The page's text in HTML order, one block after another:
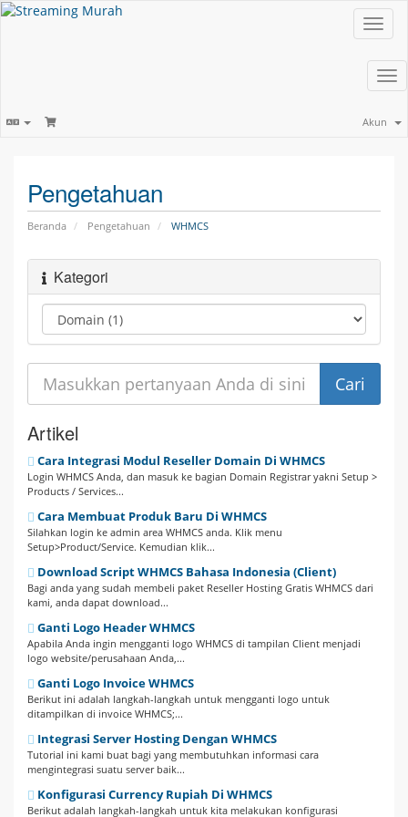
Akun
Pengetahuan
Beranda Pengetahuan WHMCS
Kategori
Artikel
Cara Integrasi Modul Reseller Domain Di WHMCS
Login WHMCS Anda, dan masuk ke bagian Domain Registrar yakni Setup >
Products / Services...
Cara Membuat Produk Baru Di WHMCS
Silahkan login ke admin area WHMCS anda. Klik menu
Setup>Product/Service. Kemudian klik...
Download Script WHMCS Bahasa Indonesia (Client)
Bagi anda yang sudah membeli paket Reseller Hosting Gratis WHMCS dari
kami, anda dapat download...
Ganti Logo Header WHMCS
Apabila Anda ingin mengganti logo WHMCS di tampilan Client menjadi
logo website/perusahaan Anda,...
Ganti Logo Invoice WHMCS
Berikut ini adalah langkah-langkah untuk mengganti logo untuk
ditampilkan di invoice WHMCS;...
Integrasi Server Hosting Dengan WHMCS
Tutorial ini kami buat bagi yang membutuhkan informasi cara
mengintegrasi suatu server baik...
Konfigurasi Currency Rupiah Di WHMCS
Berikut adalah langkah-langkah untuk kita melakukan konfigurasi